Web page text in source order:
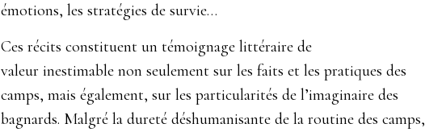
émotions, les stratégies de survie…
Ces récits constituent un témoignage littéraire de
valeur inestimable non seulement sur les faits et les pratiques des
camps, mais également, sur les particularités de l’imaginaire des
bagnards. Malgré la dureté déshumanisante de la routine des camps,